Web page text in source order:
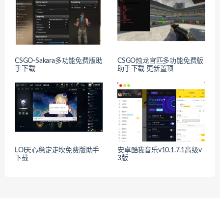
CSGO-Sakara多功能免费版助
手下载
CSGO烛龙官匹多功能免费版
助手下载 更新置顶
LOl天心稳定走坎免费版助手
下载
安卓酷我音乐v10.1.7.1高级v
3版